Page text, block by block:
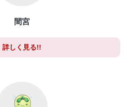
間宮
詳しく見る!!